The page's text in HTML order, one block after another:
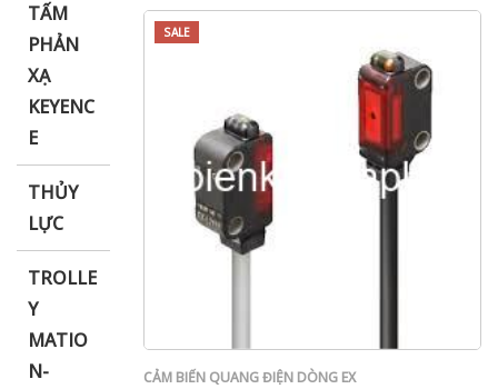
TẤM
PHẢN
XẠ
KEYENC
E
THỦY
LỰC
TROLLE
Y
MATIO
N-
SALE
CẢM BIẾN QUANG ĐIỆN DÒNG EX